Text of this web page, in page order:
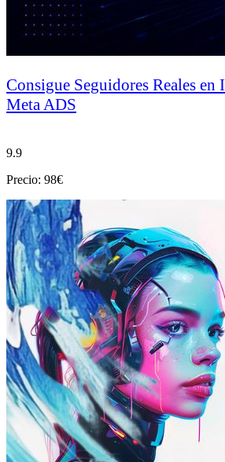
Consigue Seguidores Reales en
Meta ADS
9.9
Precio: 98€